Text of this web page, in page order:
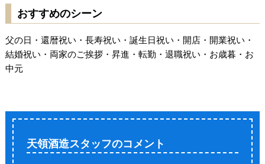
おすすめのシーン
父の日・還暦祝い・長寿祝い・誕生日祝い・開店・開業祝い・
結婚祝い・両家のご挨拶・昇進・転勤・退職祝い・お歳暮・お
中元
天領酒造スタッフのコメント